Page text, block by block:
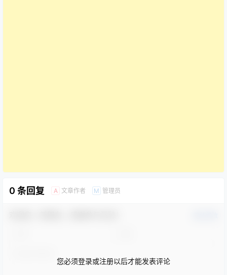
0 条回复 A 文章作者 M 管理员
您必须登录或注册以后才能发表评论